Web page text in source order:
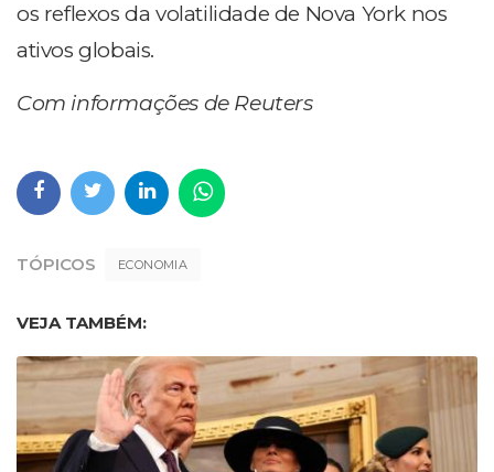
os reflexos da volatilidade de Nova York nos
ativos globais.
Com informações de Reuters
TÓPICOS ECONOMIA
VEJA TAMBÉM: